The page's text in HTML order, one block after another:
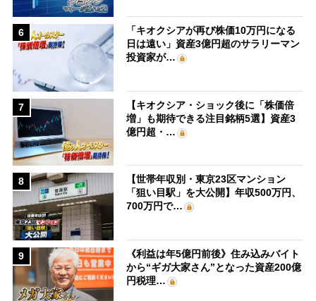
6
「キオクシアが再び株価10万円になる
日は遠い」資産3億円超のサラリーマン
投資家が…
7
【キオクシア・ショック後に「株価倍
増」も期待できる注目銘柄5選】資産3
億円超・…
8
【世帯年収別・東京23区マンション
「狙い目駅」を大公開】年収500万円、
700万円で…
9
《利益は年5億円前後》住み込みバイト
から“ギガ大家さん”となった資産200億
円税理…